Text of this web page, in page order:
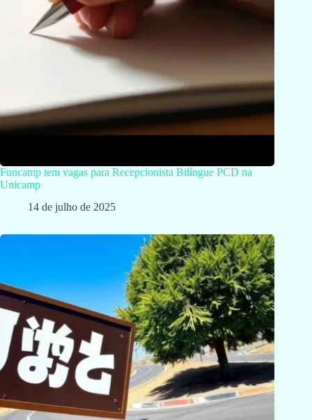
Funcamp tem vagas para Recepcionista Bilíngue PCD na
Unicamp
14 de julho de 2025